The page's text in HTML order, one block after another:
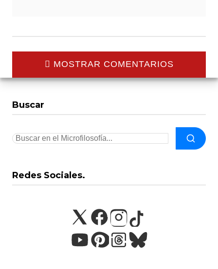
MOSTRAR COMENTARIOS
Buscar
Redes Sociales.